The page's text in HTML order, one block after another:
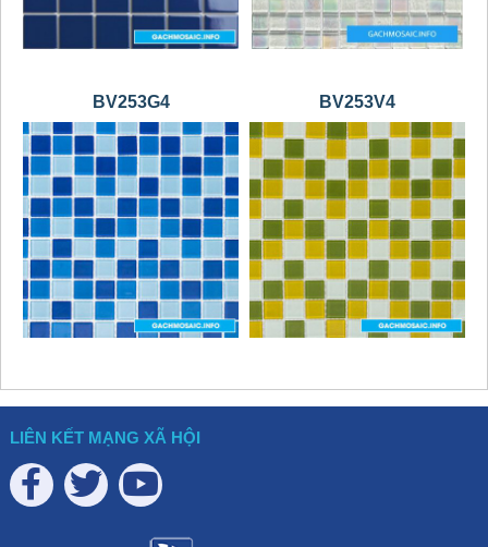
BV253G4 BV253V4
LIÊN KẾT MẠNG XÃ HỘI